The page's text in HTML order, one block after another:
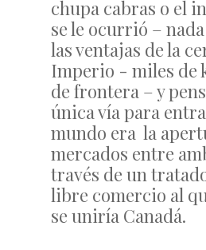
chupa cabras o el
se le ocurrió –
las ventajas de la
Imperio - miles de
de frontera – y
única vía para
mundo era la
mercados entre
través de un
libre comercio al
se uniría Canadá.